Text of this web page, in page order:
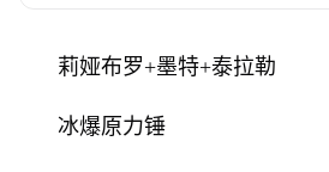
莉娅布罗+墨特+泰拉勒
冰爆原力锤